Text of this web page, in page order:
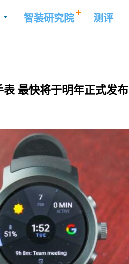
智装研究院 测评
最快将于明年正式发布